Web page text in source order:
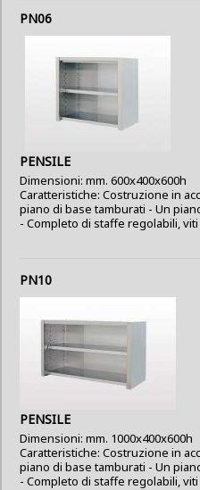
PN06
PENSILE
Dimensioni: mm. 600x400x600h
Caratteristiche: Costruzione in
piano di base tamburati - Un
- Completo di staffe regolabili,
PN10
PENSILE
Dimensioni: mm. 1000x400x600h
Caratteristiche: Costruzione in
piano di base tamburati - Un
- Completo di staffe regolabili,